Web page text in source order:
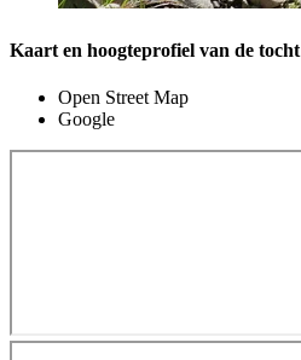
Kaart en hoogteprofiel van de tocht
Open Street Map
Google